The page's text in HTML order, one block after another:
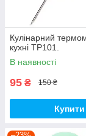
Кулінарний
кухні TP101.
В наявності
95 ₴ 150 ₴
Купити